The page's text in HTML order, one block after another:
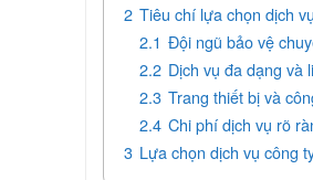
2 Tiêu chí lựa chọn dịch
2.1 Đội ngũ bảo vệ
2.2 Dịch vụ đa dạng và
2.3 Trang thiết bị và
2.4 Chi phí dịch vụ rõ
3 Lựa chọn dịch vụ công